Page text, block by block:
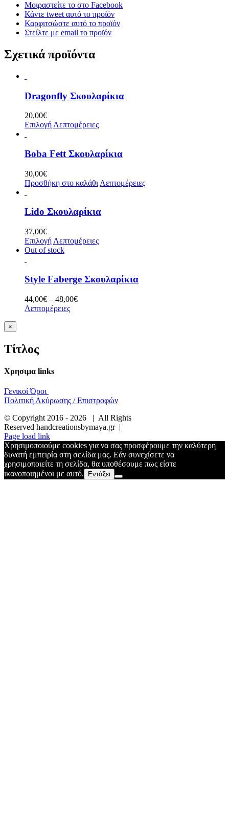
Μοιραστείτε το στο Facebook
Κάντε tweet αυτό το προϊόν
Καρφιτσώστε αυτό το προϊόν
Στείλτε με email το προϊόν
Σχετικά προϊόντα
Dragonfly Σκουλαρίκια
20,00€
Επιλογή Λεπτομέρειες
Boba Fett Σκουλαρίκια
30,00€
Προσθήκη στο καλάθι Λεπτομέρειες
Lido Σκουλαρίκια
37,00€
Επιλογή Λεπτομέρειες
Out of stock
Style Faberge Σκουλαρίκια
44,00€ – 48,00€Price
Λεπτομέρειες
Κλείσιμο
γρήγορης
προϊόντος
×
Τίτλος
Χρησιμα links
Γενικοί Όροι
Πολιτική Ακύρωσης / Επιστροφών
© Copyright 2016 - 2026 | All Rights
Reserved handcreationsbymaya.gr |
Page load link
Χρησιμοποιούμε cookies για να σας προσφέρουμε την καλύτερη
δυνατή εμπειρία στη σελίδα μας. Εάν συνεχίσετε να
χρησιμοποιείτε τη σελίδα, θα υποθέσουμε πως είστε
ικανοποιημένοι με αυτό.
Εντάξει